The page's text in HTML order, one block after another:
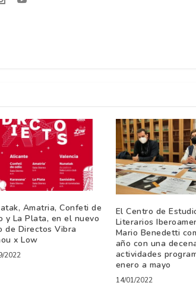
Amatria, Confeti de
y La Plata, en el nuevo
de Directos Vibra
x Low
2022
El Centro de
Literarios
Mario Benedetti
año con una
actividades
enero a mayo
14/01/2022